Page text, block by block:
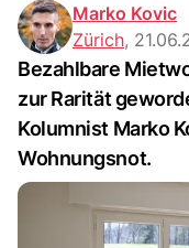
Marko Kovic
Zürich,
Bezahlbare
zur Rarität
Kolumnist Marko
Wohnungsnot.